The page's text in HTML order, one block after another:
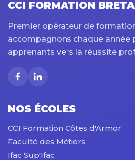
CCI FORMATION
Premier opérateur de
accompagnons chaque année
apprenants vers la réussite
NOS ÉCOLES
CCI Formation Côtes d'Armor
Faculté des Métiers
Ifac Sup'Ifac